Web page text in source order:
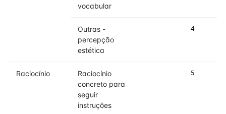
vocabular
Outras -
percepção
estética
4
Raciocínio
Raciocínio
concreto para
seguir
instruções
5